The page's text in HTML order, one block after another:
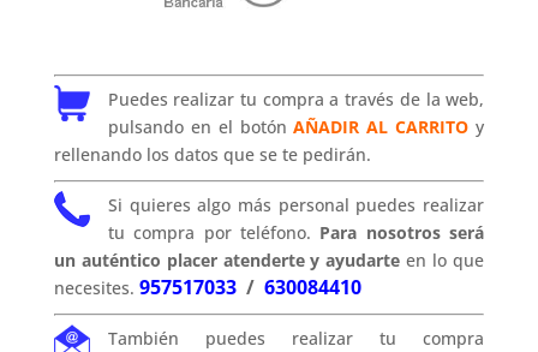
Puedes realizar tu compra a través de la web,
pulsando en el botónAÑADIR AL CARRITO y
rellenando los datos que se te pedirán.
Si quieres algo más personal puedes realizar
tu compra por teléfono. Para nosotros será
un auténtico placer atenderte y ayudarte en lo que
necesites. 957517033/ 630084410
También puedes realizar tu compra